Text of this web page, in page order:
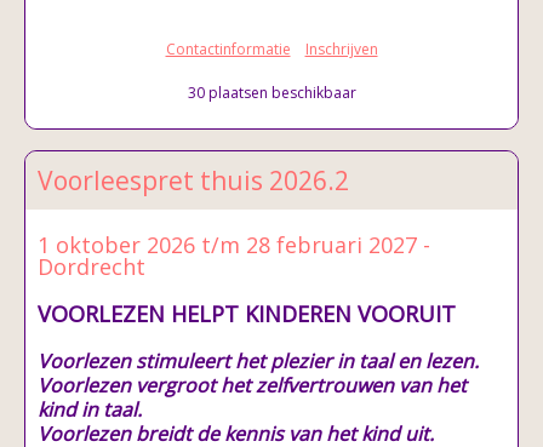
Contactinformatie Inschrijven
30 plaatsen beschikbaar
Voorleespret thuis 2026.2
1 oktober 2026 t/m 28 februari 2027 -
Dordrecht
VOORLEZEN HELPT KINDEREN VOORUIT
Voorlezen stimuleert het plezier in taal en lezen.
Voorlezen vergroot het zelfvertrouwen van het
kind in taal.
Voorlezen breidt de kennis van het kind uit.